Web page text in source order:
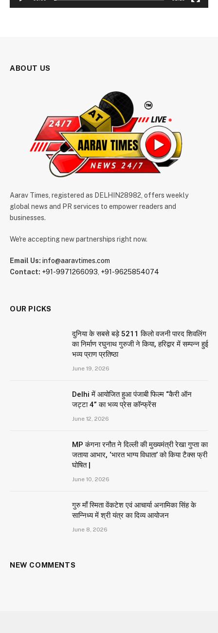
ABOUT US
Aarav Times, registered as DELHIN28982, offers weekly
global news and PR services to empower readers and
businesses.
We're accepting new partnerships right now.
Email Us: info@aaravtimes.com
Contact: +91-9971266093 +91-9625854074
OUR PICKS
दुनिया के सबसे बड़े 5211 किलो वजनी पारद शिवलिंग
का निर्माण रघुनाथ गुरुजी ने किया, हरिद्वार में सम्पन्न हुई
भव्य प्राण प्रतिष्ठा
June 19, 2026
Delhi में आयोजित हुआ पंजाबी फिल्म “कैरी ऑन
जट्टा 4” का भव्य प्रेस कॉन्फ्रेंस
June 12, 2026
MP कंगना रनौत ने दिल्ली की मुख्यमंत्री रेखा गुप्ता का
जताया आभार, ‘भारत भाग्य विधाता’ को किया टैक्स फ्री
घोषित |
June 10, 2026
गुरु माँ स्मिता वेंकटेश एवं आचार्या अनामिका सिंह के
सान्निध्य में श्री यंत्र का दिव्य आयोजन
June 8, 2026
NEW COMMENTS